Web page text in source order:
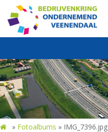
» Fotoalbums » IMG_7396.jpg